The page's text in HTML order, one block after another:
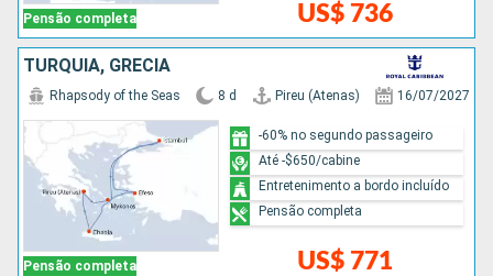
Pensão completa US$ 736
TURQUIA, GRÉCIA
Pensão completa
Rhapsody of the Seas 8 d Pireu (Atenas) 16/07/2027
US$ 771
-60% no segundo passageiro
Até -$650/cabine
Entretenimento a bordo incluído
Pensão completa